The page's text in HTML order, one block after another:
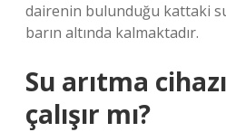
dairenin bulunduğu kattaki
barın altında kalmaktadır.
Su arıtma
çalışır mı?